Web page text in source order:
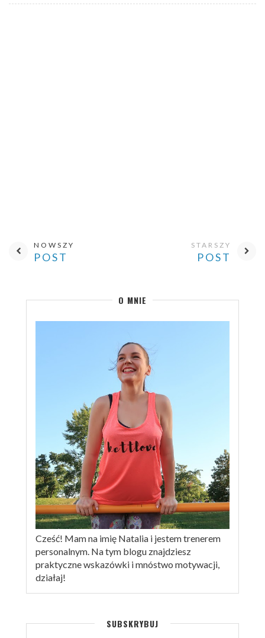
NOWSZY
POST
STARSZY
POST
O MNIE
Cześć! Mam na imię Natalia i jestem trenerem
personalnym. Na tym blogu znajdziesz
praktyczne wskazówki i mnóstwo motywacji,
działaj!
SUBSKRYBUJ